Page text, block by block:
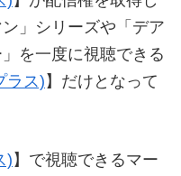
」シリーズや「デア
を一度に視聴できる
ラス) 】だけとなって
) 】で視聴できるマー